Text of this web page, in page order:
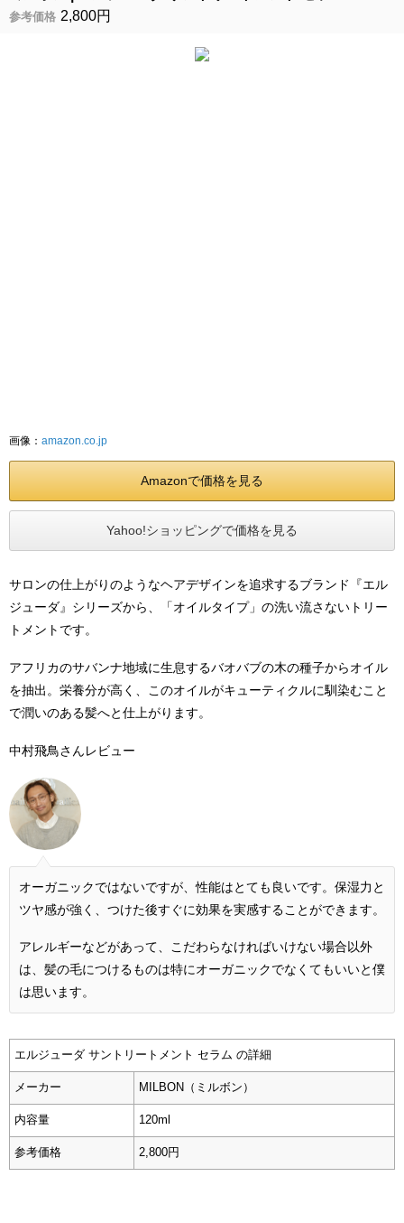
画像： amazon.co.jp
参考価格 2,800円
Amazonで価格を見る
Yahoo!ショッピングで価格を見る
サロンの仕上がりのようなヘアデザインを追求するブランド『エル
ジューダ』シリーズから、「オイルタイプ」の洗い流さないトリー
トメントです。
アフリカのサバンナ地域に生息するバオバブの木の種子からオイル
を抽出。栄養分が高く、このオイルがキューティクルに馴染むこと
で潤いのある髪へと仕上がります。
中村飛鳥さんレビュー
オーガニックではないですが、性能はとても良いです。保湿力と
ツヤ感が強く、つけた後すぐに効果を実感することができます。
アレルギーなどがあって、こだわらなければいけない場合以外
は、髪の毛につけるものは特にオーガニックでなくてもいいと僕
は思います。
エルジューダ サントリートメント セラム の詳細
メーカー MILBON（ミルボン）
内容量 120ml
参考価格 2,800円